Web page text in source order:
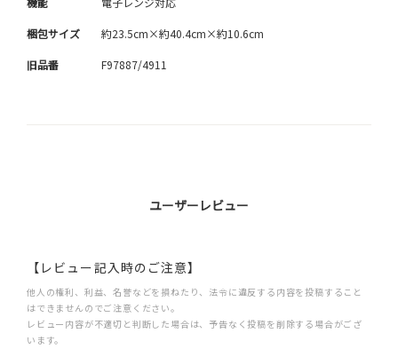
梱包サイズ 約23.5cm×約40.4cm×約10.6cm
旧品番 F97887/4911
ユーザーレビュー
【レビュー記入時のご注意】
他人の権利、利益、名誉などを損ねたり、法令に違反する内容を投稿すること
はできませんのでご注意ください。
レビュー内容が不適切と判断した場合は、予告なく投稿を削除する場合がござ
います。